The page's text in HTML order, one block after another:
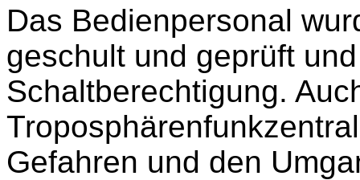
Das Bedienpersonal
geschult und geprüft
Schaltberechtigung.
Gefahren und den